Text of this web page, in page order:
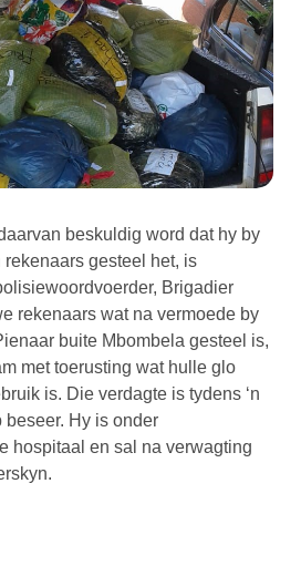
beskuldig word dat hy by
rekenaars gesteel het, is
Brigadier
rekenaars wat na vermoede by
buite Mbombela gesteel is,
met toerusting wat hulle glo
is. Die verdagte is tydens ‘n
beseer. Hy is onder
hospitaal en sal na verwagting